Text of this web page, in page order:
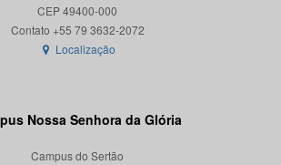
CEP 49400-000
Localização
Nossa Senhora da Glória
Campus do Sertão